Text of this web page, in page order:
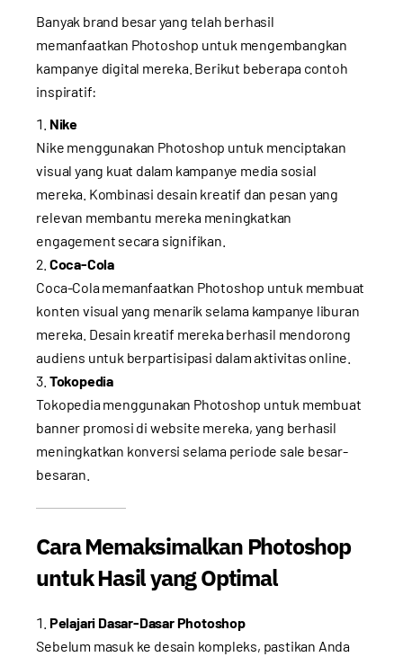
Banyak brand besar yang telah berhasil
memanfaatkan Photoshop untuk mengembangkan
kampanye digital mereka. Berikut beberapa contoh
inspiratif:
Nike
Nike menggunakan Photoshop untuk menciptakan
visual yang kuat dalam kampanye media sosial
mereka. Kombinasi desain kreatif dan pesan yang
relevan membantu mereka meningkatkan
engagement secara signifikan.
Coca-Cola
Coca-Cola memanfaatkan Photoshop untuk membuat
konten visual yang menarik selama kampanye liburan
mereka. Desain kreatif mereka berhasil mendorong
audiens untuk berpartisipasi dalam aktivitas online.
Tokopedia
Tokopedia menggunakan Photoshop untuk membuat
banner promosi di website mereka, yang berhasil
meningkatkan konversi selama periode sale besar-
besaran.
Cara Memaksimalkan Photoshop
untuk Hasil yang Optimal
Pelajari Dasar-Dasar Photoshop
Sebelum masuk ke desain kompleks, pastikan Anda